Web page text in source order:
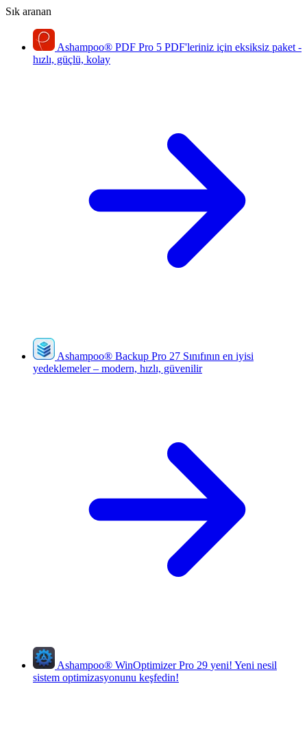
Sık aranan
Ashampoo® PDF Pro 5 PDF'leriniz için eksiksiz paket -
hızlı, güçlü, kolay
Ashampoo® Backup Pro 27 Sınıfının en iyisi
yedeklemeler – modern, hızlı, güvenilir
Ashampoo® WinOptimizer Pro 29 yeni! Yeni nesil
sistem optimizasyonunu keşfedin!